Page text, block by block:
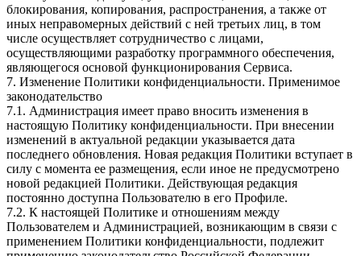
блокирования, копирования, распространения, а также от
иных неправомерных действий с ней третьих лиц, в том
числе осуществляет сотрудничество с лицами,
осуществляющими разработку программного обеспечения,
являющегося основой функционирования Сервиса.
7. Изменение Политики конфиденциальности. Применимое
законодательство
7.1. Администрация имеет право вносить изменения в
настоящую Политику конфиденциальности. При внесении
изменений в актуальной редакции указывается дата
последнего обновления. Новая редакция Политики вступает в
силу с момента ее размещения, если иное не предусмотрено
новой редакцией Политики. Действующая редакция
постоянно доступна Пользователю в его Профиле.
7.2. К настоящей Политике и отношениям между
Пользователем и Администрацией, возникающим в связи с
применением Политики конфиденциальности, подлежит